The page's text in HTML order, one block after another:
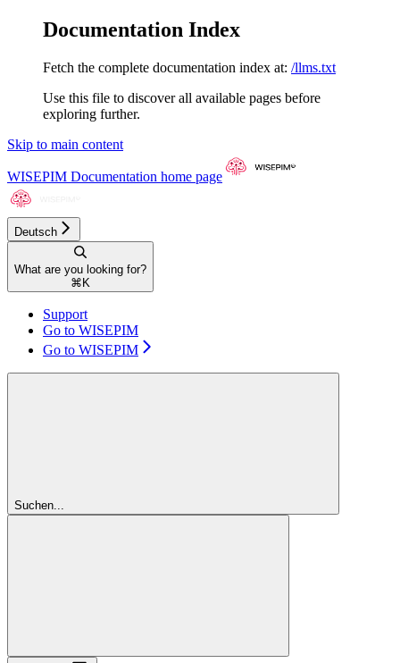
Documentation Index
Fetch the complete documentation index at: /llms.txt
Use this file to discover all available pages before
exploring further.
Skip to main content
WISEPIM Documentation home page
Deutsch
What are you looking for?
⌘ K
Support
Go to WISEPIM
Go to WISEPIM
Suchen...